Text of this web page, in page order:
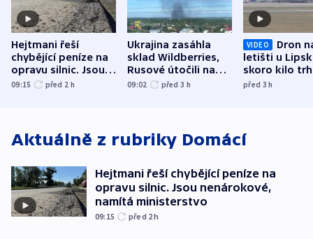
Hejtmani řeší
chybějící peníze na
opravu silnic. Jsou
nenárokové, namítá
09:15 před 2 h
Ukrajina zasáhla
sklad Wildberries,
Rusové útočili na
trh, hasiče či
09:02 před 3 h
VIDEO
Dron
letišti u
skoro kilo
indicie
před 3h
Aktuálně z rubriky Domácí
Hejtmani řeší chybějící peníze na
opravu silnic. Jsou nenárokové,
namítá ministerstvo
09:15 před 2h